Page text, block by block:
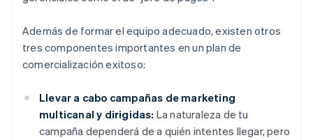
Además de formar el equipo adecuado, existen otros
tres componentes importantes en un plan de
comercialización exitoso:
Llevar a cabo campañas de marketing
multicanal y dirigidas: La naturaleza de tu
campaña dependerá de a quién intentes llegar, pero